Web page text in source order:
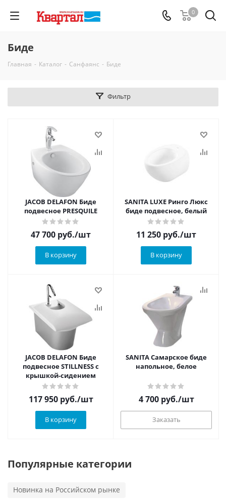
0
Биде
Главная - Каталог - Санфаянс - Биде
Фильтр
JACOB DELAFON Биде
подвесное PRESQUILE
47 700 руб./шт
В корзину
SANITA LUXE Ринго Люкс
биде подвесное, белый
11 250 руб./шт
В корзину
JACOB DELAFON Биде
подвесное STILLNESS с
крышкой-сидением
117 950руб./шт
В корзину
SANITA Самарское биде
напольное, белое
4 700руб./шт
Заказать
Популярные категории
Новинка на Российском рынке